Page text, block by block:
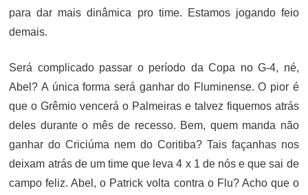
para dar mais dinâmica pro time. Estamos jogando feio
demais.
Será complicado passar o período da Copa no G-4, né,
Abel? A única forma será ganhar do Fluminense. O pior é
que o Grêmio vencerá o Palmeiras e talvez fiquemos atrás
deles durante o mês de recesso. Bem, quem manda não
ganhar do Criciúma nem do Coritiba? Tais façanhas nos
deixam atrás de um time que leva 4 x 1 de nós e que sai de
campo feliz. Abel, o Patrick volta contra o Flu? Acho que o